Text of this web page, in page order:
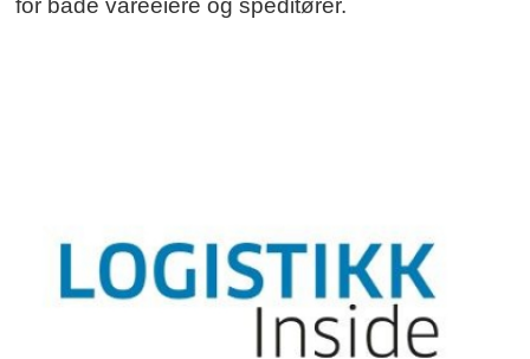
for både vareeiere og speditører.